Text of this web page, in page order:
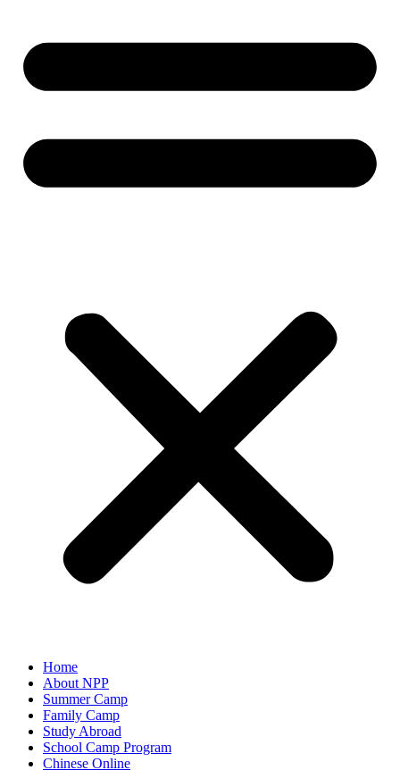
Home
About NPP
Summer Camp
Family Camp
Study Abroad
School Camp Program
Chinese Online